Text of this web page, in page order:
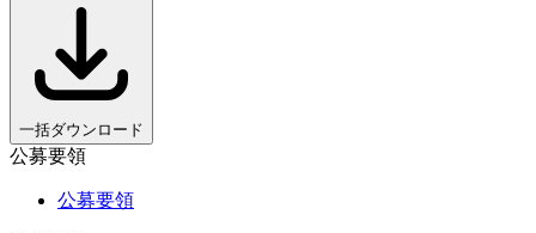
一括ダウンロード
公募要領
公募要領